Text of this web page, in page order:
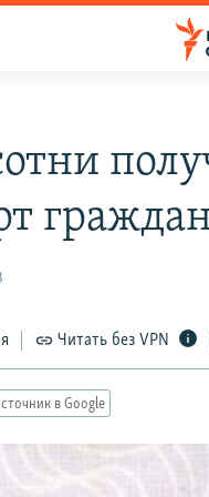
Читать без VPN
в Google